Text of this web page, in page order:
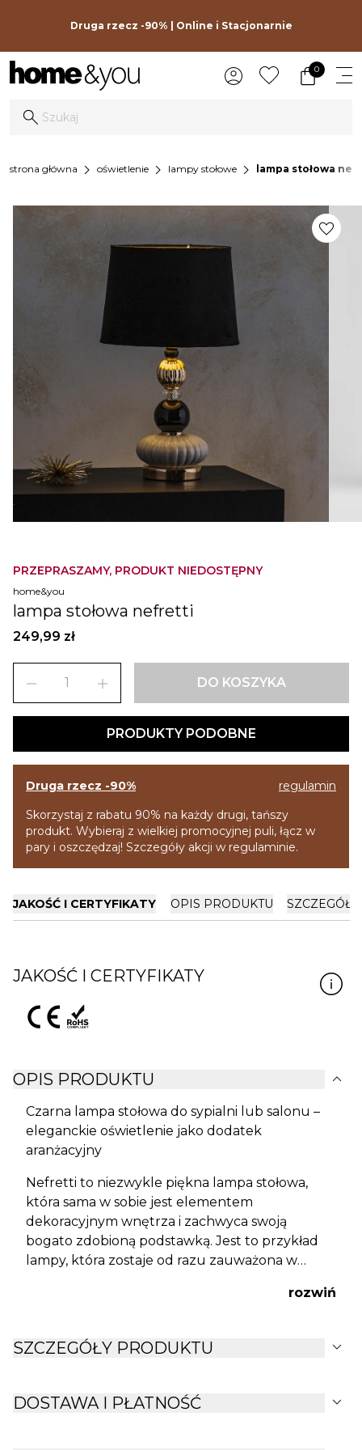
Druga rzecz -90% | Online i Stacjonarnie
0
strona główna chevron_right oświetlenie chevron_right lampy stołowe chevron_right lampa stołowa
PRZEPRASZAMY, PRODUKT NIEDOSTĘPNY
home&you
lampa stołowa nefretti
249,99 zł
remove add DO KOSZYKA
PRODUKTY PODOBNE
Druga rzecz -90%
regulamin
Skorzystaj z rabatu 90% na każdy drugi, tańszy
produkt. Wybieraj z wielkiej promocyjnej puli, łącz w
pary i oszczędzaj! Szczegóły akcji w regulaminie.
favorite
JAKOŚĆ I CERTYFIKATY OPIS PRODUKTU
JAKOŚĆ I CERTYFIKATY
OPIS PRODUKTU expand_more
Czarna lampa stołowa do sypialni lub salonu –
eleganckie oświetlenie jako dodatek
aranżacyjny
Nefretti to niezwykle piękna lampa stołowa,
która sama w sobie jest elementem
dekoracyjnym wnętrza i zachwyca swoją
bogato zdobioną podstawką. Jest to przykład
lampy, która zostaje od razu zauważona w
zbalansowana kolorystycznie, więc rzuca się w
pomieszczeń. Taki dodatek jest na tyle ozdobny,
że ożywi i doda elegancji całemu wnętrzu.
złotymi detalami oraz czarno-białymi dodatkami.
rozwiń
SZCZEGÓŁY PRODUKTU expand_more
DOSTAWA I PŁATNOŚĆ expand_more